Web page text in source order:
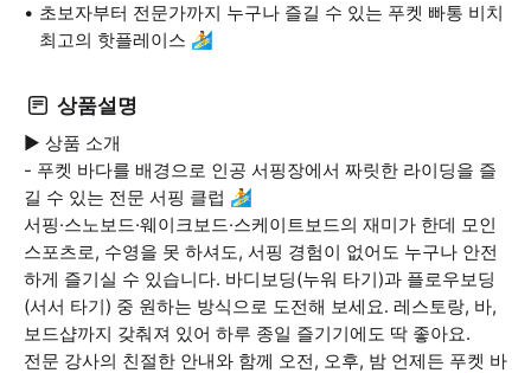
초보자부터 전문가까지 누구나 즐길 수 있는 푸켓 빠통 비치
최고의 핫플레이스 🏄
상품설명
▶ 상품 소개
- 푸켓 바다를 배경으로 인공 서핑장에서 짜릿한 라이딩을 즐
길 수 있는 전문 서핑 클럽 🏄
서핑·스노보드·웨이크보드·스케이트보드의 재미가 한데 모인
스포츠로, 수영을 못 하셔도, 서핑 경험이 없어도 누구나 안전
하게 즐기실 수 있습니다. 바디보딩(누워 타기)과 플로우보딩
(서서 타기) 중 원하는 방식으로 도전해 보세요. 레스토랑, 바,
보드샵까지 갖춰져 있어 하루 종일 즐기기에도 딱 좋아요.
전문 강사의 친절한 안내와 함께 오전, 오후, 밤 언제든 푸켓 바